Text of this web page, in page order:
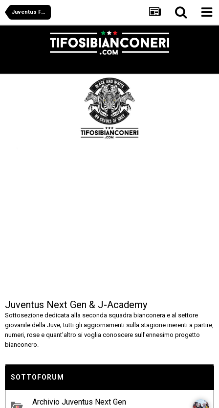
Juventus Forum
Juventus Next Gen & J-Academy
Sottosezione dedicata alla seconda squadra bianconera e al settore
giovanile della Juve; tutti gli aggiornamenti sulla stagione inerenti a partire,
numeri, rose e quant'altro si voglia conoscere sull'ennesimo progetto
bianconero.
SOTTOFORUM
Archivio Juventus Next Gen